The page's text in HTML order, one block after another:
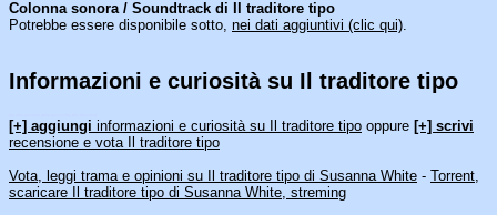
Colonna sonora / Soundtrack di Il traditore tipo
Potrebbe essere disponibile sotto, nei dati aggiuntivi (clic qui).
Informazioni e curiosità su Il traditore tipo
[+] aggiungi informazioni e curiosità su Il traditore tipo oppure [+] scrivi
recensione e vota Il traditore tipo
Vota, leggi trama e opinioni su Il traditore tipo di Susanna White - Torrent,
scaricare Il traditore tipo di Susanna White, streming